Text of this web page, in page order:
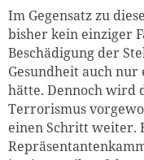
Im Gegensatz zu
bisher kein einziger
Beschädigung der
Gesundheit auch
hätte. Dennoch wird
Terrorismus
einen Schritt weiter.